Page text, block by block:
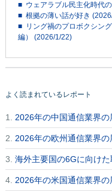
■ ウェアラブル民主化時代
■ 根拠の薄い話が好き
■ リング禍のプロボクシン
編） (2026/1/22)
よく読まれているレポート
1. 2026年の中国通信業界の
2. 2026年の欧州通信業界の
3. 海外主要国の6Gに向け
4. 2026年の米国通信業界の